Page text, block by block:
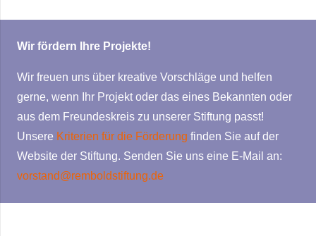
Wir fördern Ihre Projekte!
Wir freuen uns über kreative Vorschläge und helfen
gerne, wenn Ihr Projekt oder das eines Bekannten oder
aus dem Freundeskreis zu unserer Stiftung passt!
Unsere Kriterien für die Förderung finden Sie auf der
Website der Stiftung. Senden Sie uns eine E-Mail an:
vorstand@remboldstiftung.de